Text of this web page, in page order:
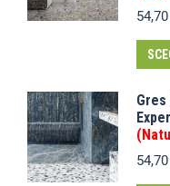
54,70
54,70